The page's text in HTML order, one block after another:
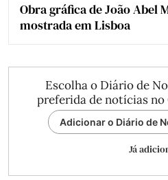
Obra gráfica de João Abel
mostrada em Lisboa
Escolha o Diário de
preferida de notícias no
Adicionar o Diário de
Já